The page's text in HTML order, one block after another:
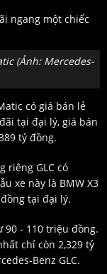
(Ảnh: Mercedes-
có giá bán lẻ
tại đại lý, giá bán
tỷ đồng.
riêng GLC có
xe này là BMW X3
tại đại lý.
90 - 110 triệu đồng.
chỉ còn 2,329 tỷ
Benz GLC.